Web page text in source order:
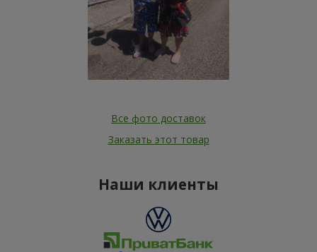
Все фото доставок
Заказать этот товар
Наши клиенты